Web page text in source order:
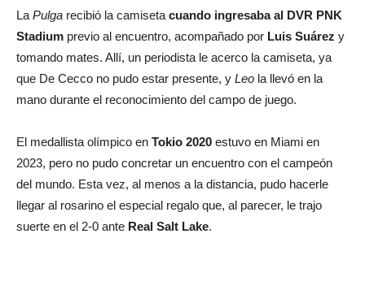
La Pulga recibió la camiseta cuando ingresaba al DVR PNK
Stadium previo al encuentro, acompañado por Luis Suárez y
tomando mates. Allí, un periodista le acerco la camiseta, ya
que De Cecco no pudo estar presente, y Leo la llevó en la
mano durante el reconocimiento del campo de juego.
El medallista olímpico en Tokio 2020 estuvo en Miami en
2023, pero no pudo concretar un encuentro con el campeón
del mundo. Esta vez, al menos a la distancia, pudo hacerle
llegar al rosarino el especial regalo que, al parecer, le trajo
suerte en el 2-0 ante Real Salt Lake.